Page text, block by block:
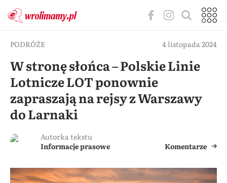
PODRÓŻE 4 listopada 2024
W stronę słońca – Polskie Linie
Lotnicze LOT ponownie
zapraszają na rejsy z Warszawy
do Larnaki
Autorka tekstu
Informacje prasowe
Komentarze